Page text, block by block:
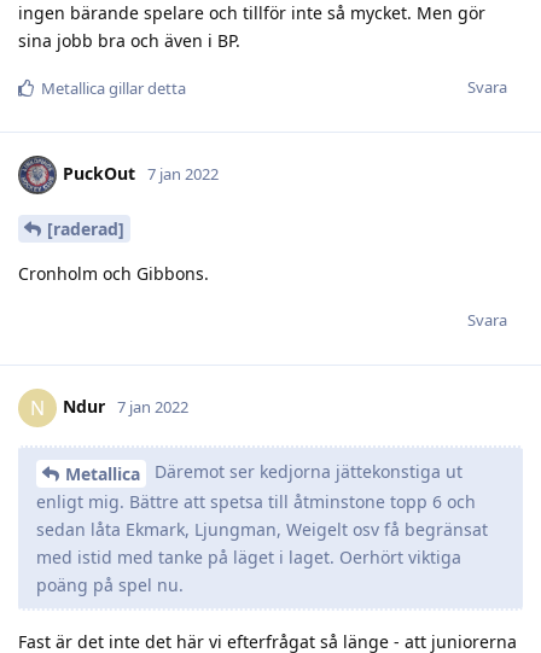
ingen bärande spelare och tillför inte så mycket. Men gör
sina jobb bra och även i BP.
Svara
Metallicagillar detta
PuckOut 7 jan 2022
[raderad]
Cronholm och Gibbons.
Svara
N Ndur 7 jan 2022
Metallica
Däremot ser kedjorna jättekonstiga ut
enligt mig. Bättre att spetsa till åtminstone topp 6 och
sedan låta Ekmark, Ljungman, Weigelt osv få begränsat
med istid med tanke på läget i laget. Oerhört viktiga
poäng på spel nu.
Fast är det inte det här vi efterfrågat så länge - att juniorerna